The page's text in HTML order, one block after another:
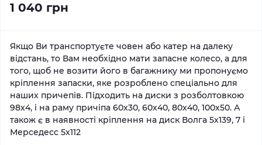
1 040 грн
Якщо Ви транспортуєте човен або катер на далеку
відстань, то Вам необхідно мати запасне колесо, а для
того, щоб не возити його в багажнику ми пропонуємо
кріплення запаски, яке розроблено спеціально для
наших причепів. Підходить на диски з розболтовкою
98х4, і на раму причіпа 60х30, 60х40, 80х40, 100х50. А
також є в наявності кріплення на диск Волга 5х139, 7 і
Мерседесс 5х112